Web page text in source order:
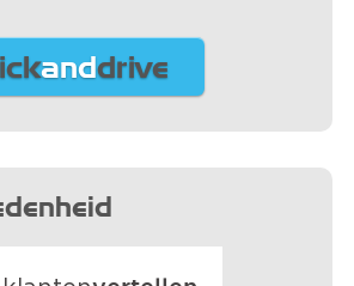
anddrive